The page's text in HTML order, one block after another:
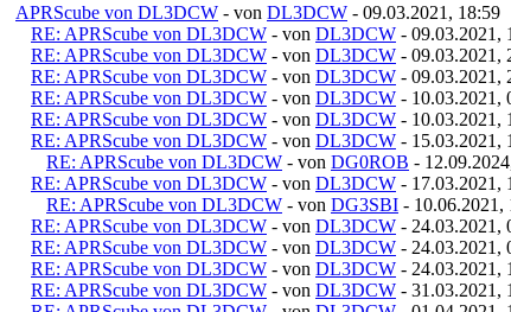
APRScube von DL3DCW - von DL3DCW - 09.03.2021, 18:59
RE: APRScube von DL3DCW - von DL3DCW - 09.03.2021,
RE: APRScube von DL3DCW - von DL3DCW - 09.03.2021,
RE: APRScube von DL3DCW - von DL3DCW - 09.03.2021,
RE: APRScube von DL3DCW - von DL3DCW - 10.03.2021,
RE: APRScube von DL3DCW - von DL3DCW - 10.03.2021,
RE: APRScube von DL3DCW - von DL3DCW - 15.03.2021,
RE: APRScube von DL3DCW - von DG0ROB -
RE: APRScube von DL3DCW - von DL3DCW - 17.03.2021,
RE: APRScube von DL3DCW - von DG3SBI - 10.06.2021,
RE: APRScube von DL3DCW - von DL3DCW - 24.03.2021,
RE: APRScube von DL3DCW - von DL3DCW - 24.03.2021,
RE: APRScube von DL3DCW - von DL3DCW - 24.03.2021,
RE: APRScube von DL3DCW - von DL3DCW - 31.03.2021,